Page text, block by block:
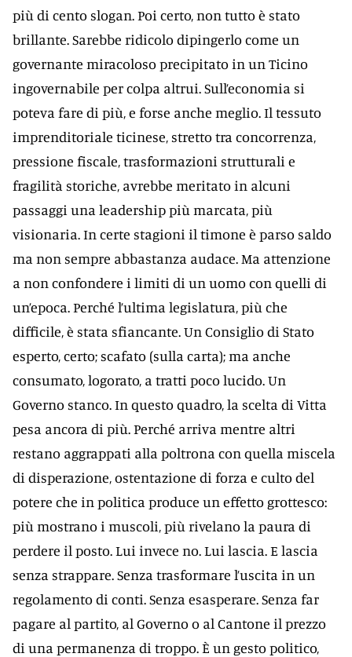
più di cento slogan. Poi certo, non tutto è stato
brillante. Sarebbe ridicolo dipingerlo come un
governante miracoloso precipitato in un Ticino
ingovernabile per colpa altrui. Sull’economia si
poteva fare di più, e forse anche meglio. Il tessuto
imprenditoriale ticinese, stretto tra concorrenza,
pressione fiscale, trasformazioni strutturali e
fragilità storiche, avrebbe meritato in alcuni
passaggi una leadership più marcata, più
visionaria. In certe stagioni il timone è parso saldo
ma non sempre abbastanza audace. Ma attenzione
a non confondere i limiti di un uomo con quelli di
un’epoca. Perché l’ultima legislatura, più che
difficile, è stata sfiancante. Un Consiglio di Stato
esperto, certo; scafato (sulla carta); ma anche
consumato, logorato, a tratti poco lucido. Un
Governo stanco. In questo quadro, la scelta di Vitta
pesa ancora di più. Perché arriva mentre altri
restano aggrappati alla poltrona con quella miscela
di disperazione, ostentazione di forza e culto del
potere che in politica produce un effetto grottesco:
più mostrano i muscoli, più rivelano la paura di
perdere il posto. Lui invece no. Lui lascia. E lascia
senza strappare. Senza trasformare l’uscita in un
regolamento di conti. Senza esasperare. Senza far
pagare al partito, al Governo o al Cantone il prezzo
di una permanenza di troppo. È un gesto politico,